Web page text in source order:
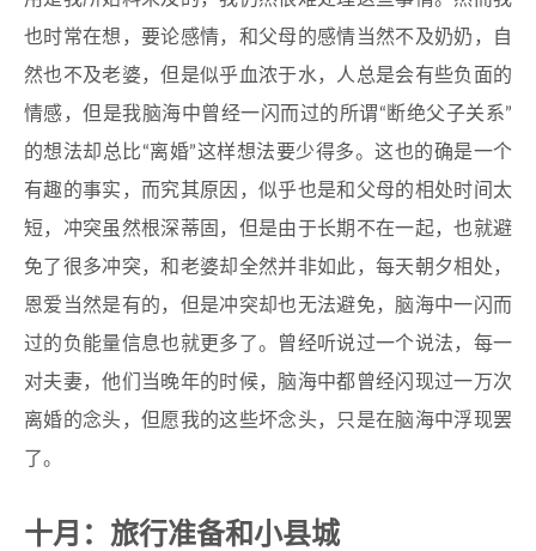
也时常在想，要论感情，和父母的感情当然不及奶奶，自
然也不及老婆，但是似乎血浓于水，人总是会有些负面的
情感，但是我脑海中曾经一闪而过的所谓“断绝父子关系”
的想法却总比“离婚”这样想法要少得多。这也的确是一个
有趣的事实，而究其原因，似乎也是和父母的相处时间太
短，冲突虽然根深蒂固，但是由于长期不在一起，也就避
免了很多冲突，和老婆却全然并非如此，每天朝夕相处，
恩爱当然是有的，但是冲突却也无法避免，脑海中一闪而
过的负能量信息也就更多了。曾经听说过一个说法，每一
对夫妻，他们当晚年的时候，脑海中都曾经闪现过一万次
离婚的念头，但愿我的这些坏念头，只是在脑海中浮现罢
了。
十月：旅行准备和小县城